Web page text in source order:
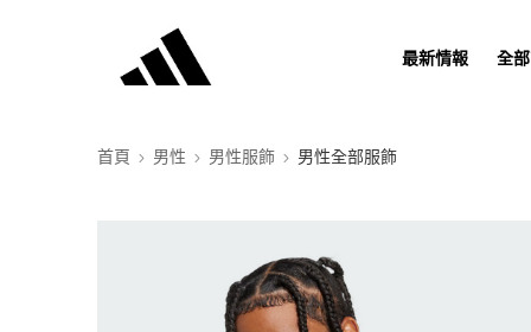
最新情報 全
首頁 男性 男性服飾 男性全部服飾